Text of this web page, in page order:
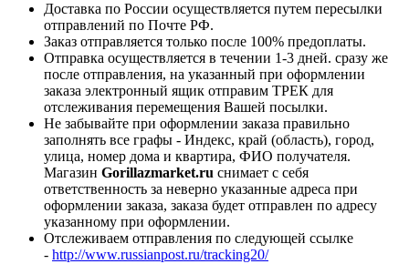
Доставка по России осуществляется путем пересылки
отправлений по Почте РФ.
Заказ отправляется только после 100% предоплаты.
Отправка осуществляется в течении 1-3 дней. сразу же
после отправления, на указанный при оформлении
заказа электронный ящик отправим ТРЕК для
отслеживания перемещения Вашей посылки.
Не забывайте при оформлении заказа правильно
заполнять все графы - Индекс, край (область), город,
улица, номер дома и квартира, ФИО получателя.
Магазин Gorillazmarket.ru снимает с себя
ответственность за неверно указанные адреса при
оформлении заказа, заказа будет отправлен по адресу
указанному при оформлении.
Отслеживаем отправления по следующей ссылке
- http://www.russianpost.ru/tracking20/